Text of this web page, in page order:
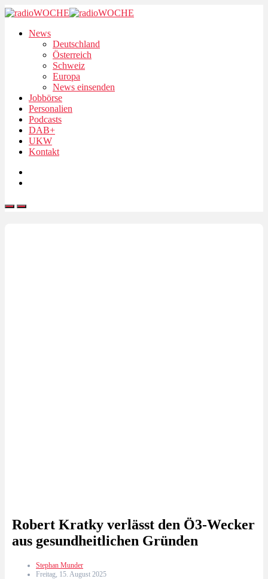
News
Deutschland
Österreich
Schweiz
Europa
News einsenden
Jobbörse
Personalien
Podcasts
DAB+
UKW
Kontakt
Robert Kratky verlässt den Ö3-Wecker
aus gesundheitlichen Gründen
Stephan Munder
Freitag, 15. August 2025